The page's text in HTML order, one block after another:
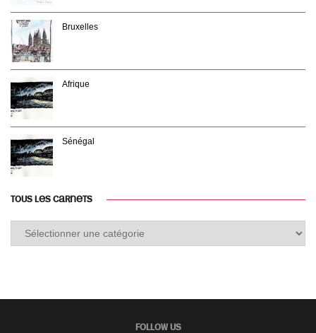
Bruxelles
Afrique
Sénégal
TOUS LES CARNETS
FOLLOW US